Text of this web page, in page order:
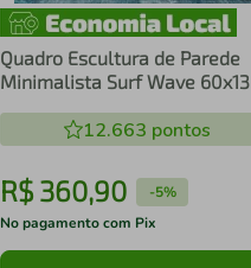
Quadro Escultura de Parede
Minimalista Surf Wave 60x13
12.663 pontos
R$360,90 -5%
No pagamento com Pix